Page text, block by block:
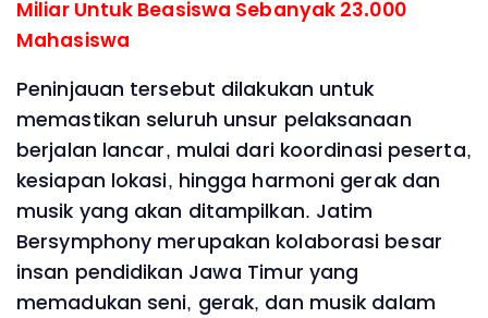
Miliar Untuk Beasiswa Sebanyak 23.000
Mahasiswa
Peninjauan tersebut dilakukan untuk
memastikan seluruh unsur pelaksanaan
berjalan lancar, mulai dari koordinasi peserta,
kesiapan lokasi, hingga harmoni gerak dan
musik yang akan ditampilkan. Jatim
Bersymphony merupakan kolaborasi besar
insan pendidikan Jawa Timur yang
memadukan seni, gerak, dan musik dalam